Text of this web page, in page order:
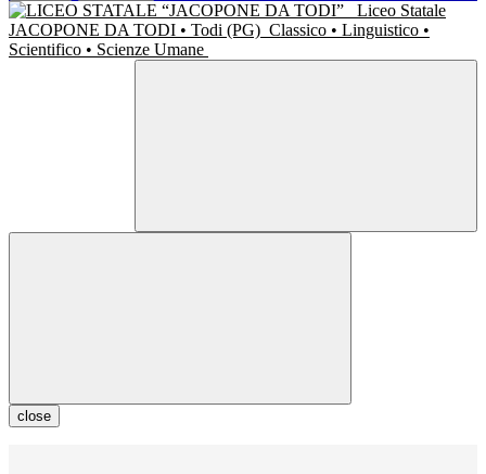
Liceo Statale
JACOPONE DA TODI • Todi (PG) Classico • Linguistico •
Scientifico • Scienze Umane
close